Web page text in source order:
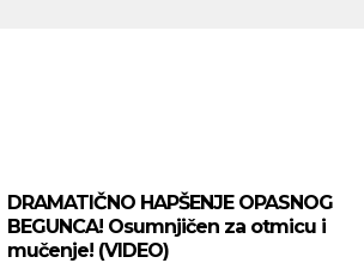
DRAMATIČNO HAPŠENJE OPASNOG
BEGUNCA! Osumnjičen za otmicu i
mučenje! (VIDEO)